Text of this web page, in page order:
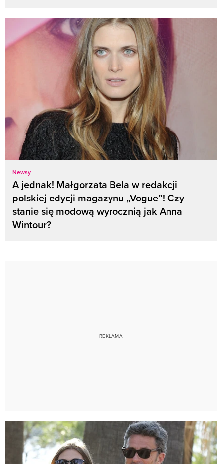
Newsy
A jednak! Małgorzata Bela w redakcji
polskiej edycji magazynu „Vogue”! Czy
stanie się modową wyrocznią jak Anna
Wintour?